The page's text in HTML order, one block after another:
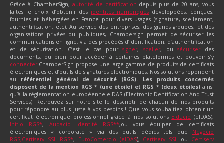
Révoquer mon certificat
Grille tarifaire – mise à jour au 1er mars 2023
LCR
Mentions légales
Politique qualité de ChamberSign
Politique d’utilisation des cookies
Référentiel documentaire AC CHAMBERSIGN FRANCE
Référentiel documentaire AC CHAMBERSIGN FRANCE CA3
Référentiel documentaire service d’identité numérique pro
Grâce à ChamberSign, autorité de certification depuis plus de 20 ans, vous
faites le choix d’obtenir des identités numériques développées, conçues,
fournies et hébergées en France pour divers usages (signature, scellement,
authentification, etc). Au service des entreprises, des grands groupes, et des
organisations privées ou publiques, Chambersign permet de sécuriser les
communications en ligne, via des procédés d’identification, d’authentification
et de sécurisation. C’est le cas poursigner,sceller, ousécuriserdes
documents, ou bien pour accéder à certaines plateformes et pouvoir s’y
connecter.ChamberSign propose une large gamme de produits de certificats
électroniques et d’outils de signatures électroniques. Nos solutions répondent
au référentiel général de sécurité (RGS). Les produits concernés
disposent de la mention RGS * (une étoile) et RGS * (deux étoiles)ainsi
qu’à la réglementation européenne eIDAS (ElectronicIDentification And Trust
Services). Retrouvez sur notre site le descriptif de chacun de nos produits
pour répondre au plus juste à vos besoins ! Que vous souhaitiez obtenir un
certificat électronique professionnel grâce à nos solutions Eiducio (eIDAS),
Initio RGS*, Audacio Identité RGS**,ou vous équiper de certificats
électroniques « corporate » via des outils dédiés tels que Négocio
RGS,Certiserv SSL RGS*, EuroComercio (eIDAS), Certiserv SSL ou Certiserv